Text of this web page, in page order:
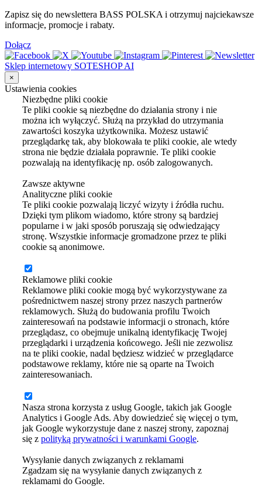
Zapisz się do newslettera BASS POLSKA i otrzymuj najciekawsze
informacje, promocje i rabaty.
Dołącz
Sklep internetowy SOTESHOP AI
×
Ustawienia cookies
Niezbędne pliki cookie
Te pliki cookie są niezbędne do działania strony i nie
można ich wyłączyć. Służą na przykład do utrzymania
zawartości koszyka użytkownika. Możesz ustawić
przeglądarkę tak, aby blokowała te pliki cookie, ale wtedy
strona nie będzie działała poprawnie. Te pliki cookie
pozwalają na identyfikację np. osób zalogowanych.
Zawsze aktywne
Analityczne pliki cookie
Te pliki cookie pozwalają liczyć wizyty i źródła ruchu.
Dzięki tym plikom wiadomo, które strony są bardziej
popularne i w jaki sposób poruszają się odwiedzający
stronę. Wszystkie informacje gromadzone przez te pliki
cookie są anonimowe.
Reklamowe pliki cookie
Reklamowe pliki cookie mogą być wykorzystywane za
pośrednictwem naszej strony przez naszych partnerów
reklamowych. Służą do budowania profilu Twoich
zainteresowań na podstawie informacji o stronach, które
przeglądasz, co obejmuje unikalną identyfikację Twojej
przeglądarki i urządzenia końcowego. Jeśli nie zezwolisz
na te pliki cookie, nadal będziesz widzieć w przeglądarce
podstawowe reklamy, które nie są oparte na Twoich
zainteresowaniach.
Nasza strona korzysta z usług Google, takich jak Google
Analytics i Google Ads. Aby dowiedzieć się więcej o tym,
jak Google wykorzystuje dane z naszej strony, zapoznaj
się z polityką prywatności i warunkami Google.
Wysyłanie danych związanych z reklamami
Zgadzam się na wysyłanie danych związanych z
reklamami do Google.